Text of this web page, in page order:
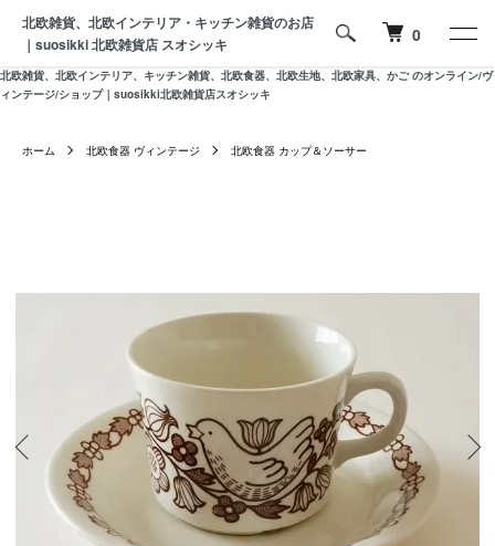
北欧雑貨、北欧インテリア、キッチン雑貨、北欧食器、北欧生地、北欧家具、かご のオンライン/ヴ
ィンテージ/ショップ｜suosikki北欧雑貨店スオシッキ
北欧雑貨、北欧インテリア・キッチン雑貨のお店
｜suosikki 北欧雑貨店 スオシッキ
0
ホーム 北欧食器 ヴィンテージ 北欧食器 カップ＆ソーサー